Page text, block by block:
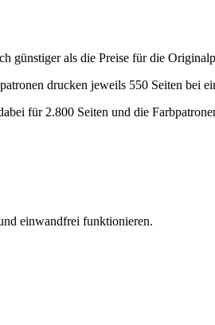
günstiger als die Preise für die
drucken jeweils 550 Seiten bei
für 2.800 Seiten und die
einwandfrei funktionieren.